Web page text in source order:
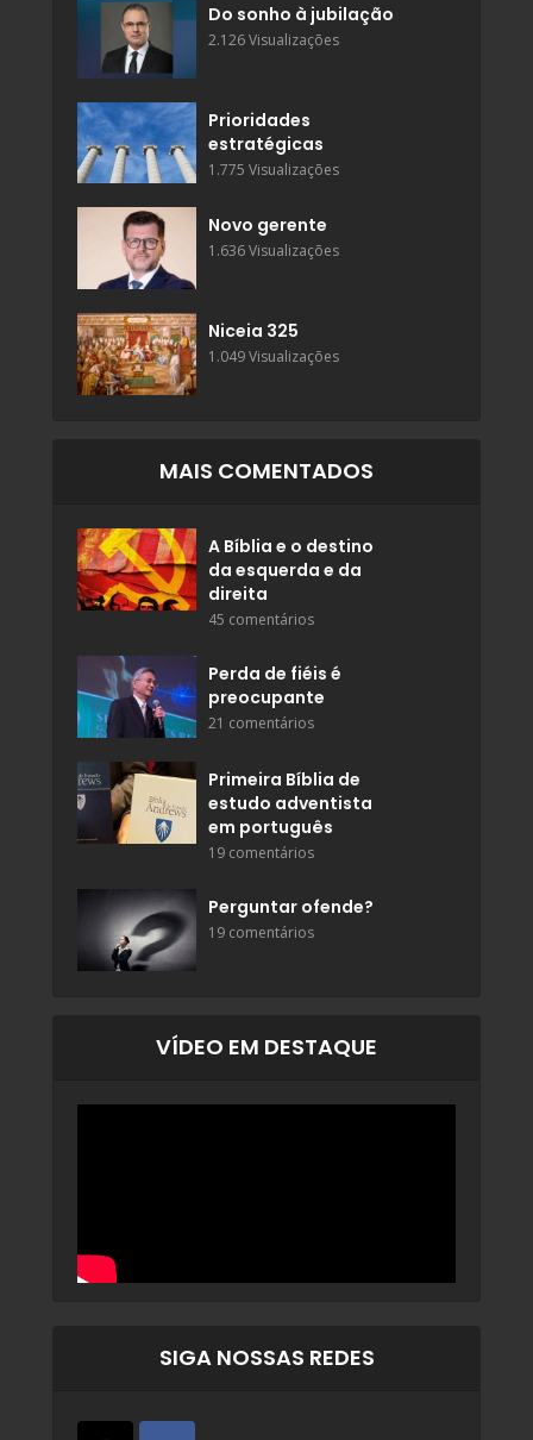
Do sonho à jubilação
2.126 Visualizações
Prioridades
estratégicas
1.775 Visualizações
Novo gerente
1.636 Visualizações
Niceia 325
1.049 Visualizações
MAIS COMENTADOS
A Bíblia e o destino
da esquerda e da
direita
45 comentários
Perda de fiéis é
preocupante
21 comentários
Primeira Bíblia de
estudo adventista
em português
19 comentários
Perguntar ofende?
19 comentários
VÍDEO EM DESTAQUE
SIGA NOSSAS REDES